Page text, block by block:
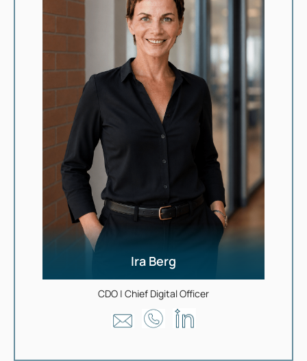
Ira Berg
CDO | Chief Digital Officer